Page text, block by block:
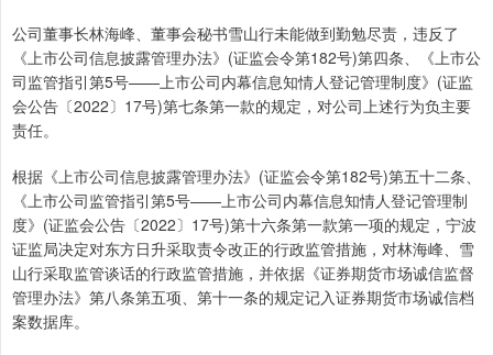
公司董事长林海峰、董事会秘书雪山行未能做到勤勉尽责，违反了
《上市公司信息披露管理办法》(证监会令第182号)第四条、《上市公
司监管指引第5号——上市公司内幕信息知情人登记管理制度》(证监
会公告〔2022〕17号)第七条第一款的规定，对公司上述行为负主要
责任。
根据《上市公司信息披露管理办法》(证监会令第182号)第五十二条、
《上市公司监管指引第5号——上市公司内幕信息知情人登记管理制
度》(证监会公告〔2022〕17号)第十六条第一款第一项的规定，宁波
证监局决定对东方日升采取责令改正的行政监管措施，对林海峰、雪
山行采取监管谈话的行政监管措施，并依据《证券期货市场诚信监督
管理办法》第八条第五项、第十一条的规定记入证券期货市场诚信档
案数据库。